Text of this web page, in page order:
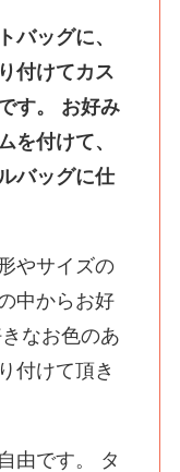
バッグに、
付けてカス
す。 お好み
を付けて、
バッグに仕
やサイズの
中からお好
なお色のあ
付けて頂き
由です。 タ